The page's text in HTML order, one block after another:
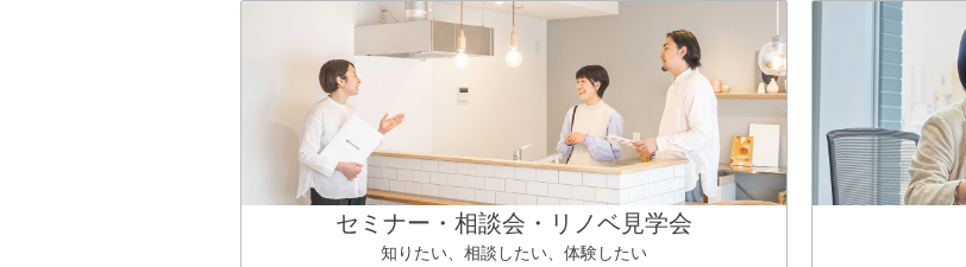
セミナー・相談会・リノベ見学会
知りたい、相談したい、体験したい